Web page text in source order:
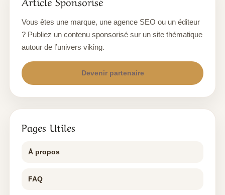
Vous êtes une marque, une agence SEO ou un éditeur
? Publiez un contenu sponsorisé sur un site thématique
autour de l’univers viking.
Devenir partenaire
Pages Utiles
À propos
FAQ